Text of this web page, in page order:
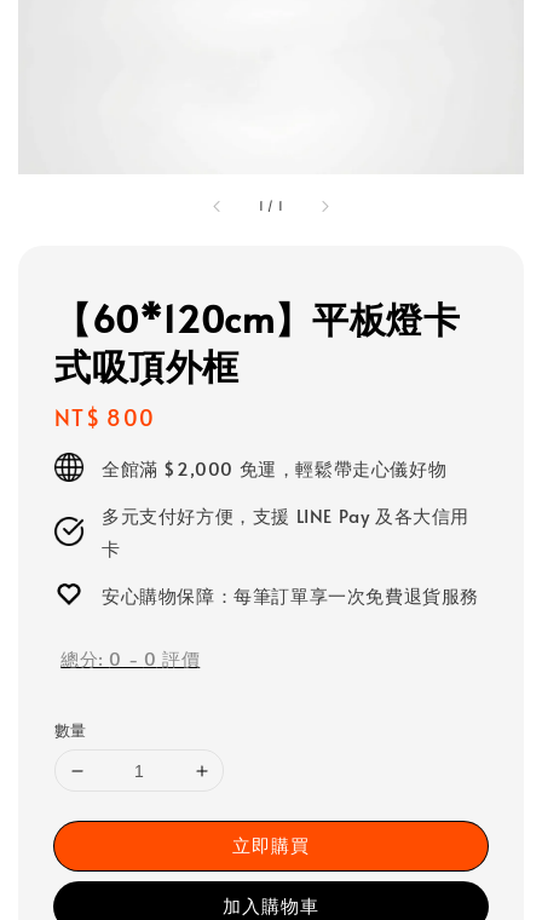
1 / 1
【60*120cm】平板燈卡
式吸頂外框
Regular
price
NT$ 800
全館滿 $2,000 免運，輕鬆帶走心儀好物
多元支付好方便，支援 LINE Pay 及各大信用
卡
安心購物保障：每筆訂單享一次免費退貨服務
總分: 0 - 0 評價
數量
立即購買
加入購物車